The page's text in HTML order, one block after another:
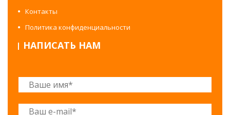
Контакты
Политика конфиденциальности
НАПИСАТЬ НАМ